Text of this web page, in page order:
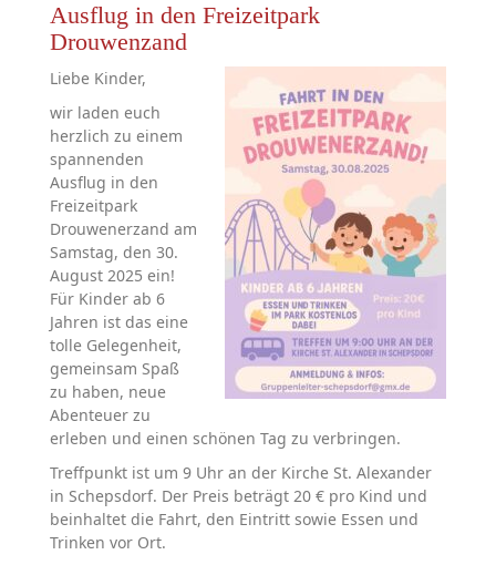
Ausflug in den Freizeitpark
Drouwenzand
Liebe Kinder,
wir laden euch
herzlich zu einem
spannenden
Ausflug in den
Freizeitpark
Drouwenerzand am
Samstag, den 30.
August 2025 ein!
Für Kinder ab 6
Jahren ist das eine
tolle Gelegenheit,
gemeinsam Spaß
zu haben, neue
Abenteuer zu
erleben und einen schönen Tag zu verbringen.
Treffpunkt ist um 9 Uhr an der Kirche St. Alexander
in Schepsdorf. Der Preis beträgt 20 € pro Kind und
beinhaltet die Fahrt, den Eintritt sowie Essen und
Trinken vor Ort.